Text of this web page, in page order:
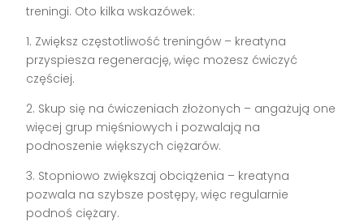
treningi. Oto kilka wskazówek:
1. Zwiększ częstotliwość treningów – kreatyna
przyspiesza regenerację, więc możesz ćwiczyć
częściej.
2. Skup się na ćwiczeniach złożonych – angażują one
więcej grup mięśniowych i pozwalają na
podnoszenie większych ciężarów.
3. Stopniowo zwiększaj obciążenia – kreatyna
pozwala na szybsze postępy, więc regularnie
podnoś ciężary.